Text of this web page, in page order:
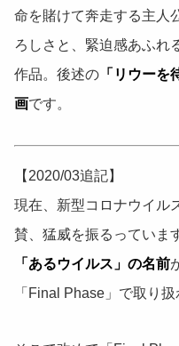
命を賭けて奔走する主人
ろしさと、緊迫感あふれ
作品。後述の 「リウー
画です。
【2020/03追記】
現在、新型コロナウイル
賛、猛威を振るっていま
「あるウイルス」の名前
「Final Phase」で取り